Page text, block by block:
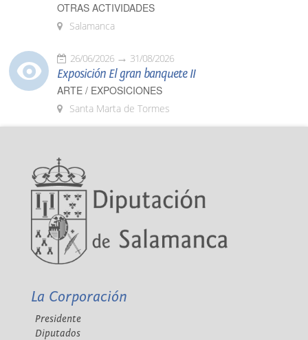
OTRAS ACTIVIDADES
Salamanca
26/06/2026 31/08/2026
Exposición El gran banquete II
ARTE / EXPOSICIONES
Santa Marta de Tormes
La Corporación
Presidente
Diputados